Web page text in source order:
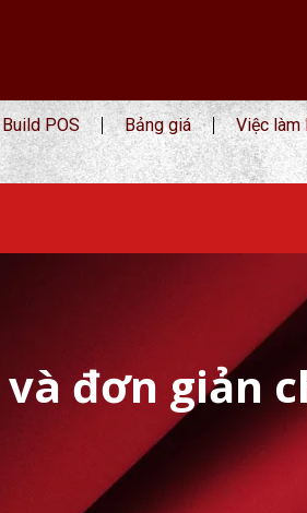
Build POS Bảng giá Việc làm
đơn giản